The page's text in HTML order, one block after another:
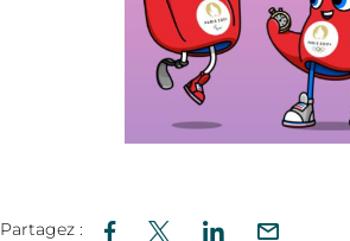
Partagez :